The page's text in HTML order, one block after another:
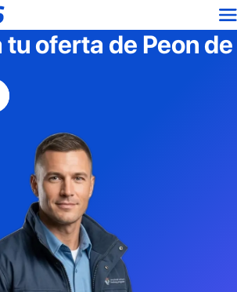
tu oferta de Peon de